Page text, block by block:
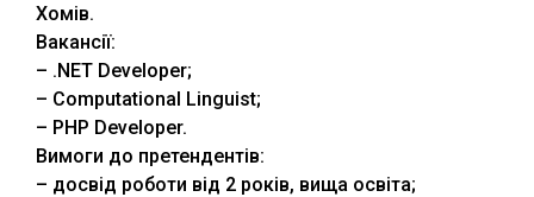
Хомів.
Вакансії:
– .NET Developer;
– Computational Linguist;
– PHP Developer.
Вимоги до претендентів:
– досвід роботи від 2 років, вища освіта;